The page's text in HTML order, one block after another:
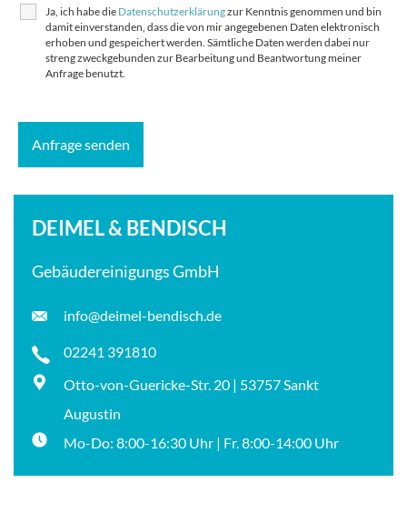
Ja, ich habe die Datenschutzerklärungzur Kenntnis genommen und bin
damit einverstanden, dass die von mir angegebenen Daten elektronisch
erhoben und gespeichert werden. Sämtliche Daten werden dabei nur
streng zweckgebunden zur Bearbeitung und Beantwortung meiner
Anfrage benutzt.
DEIMEL & BENDISCH
Gebäudereinigungs GmbH
info@deimel-bendisch.de
02241 391810
Otto-von-Guericke-Str. 20 | 53757 Sankt
Augustin
Mo-Do: 8:00-16:30 Uhr | Fr. 8:00-14:00 Uhr